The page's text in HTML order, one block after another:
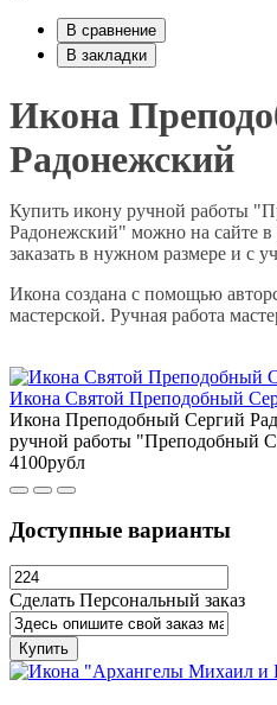
В сравнение
В закладки
Икона
Радонежский
Купить икону ручной работы
Радонежский" можно на сайте
заказать в нужном размере и с
Икона создана с помощью
мастерской. Ручная работа
Икона Святой Преподобный
Икона Преподобный Сергий
ручной работы "Преподобный
4100рубл
Доступные варианты
Сделать Персональный заказ
Купить